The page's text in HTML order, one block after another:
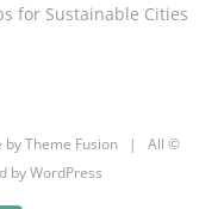
for Sustainable Cities".
© Copyright 2012 -
byTheme Fusion | All
byWordPress